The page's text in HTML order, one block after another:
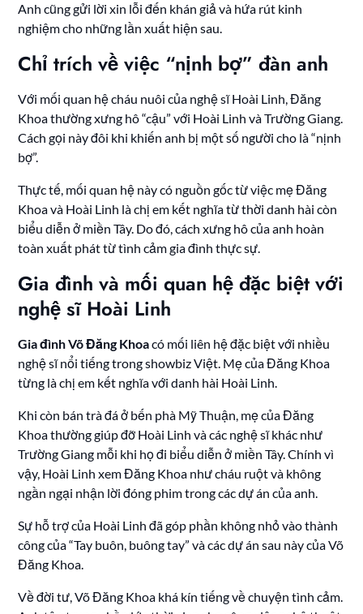
Anh cũng gửi lời xin lỗi đến khán giả và hứa rút kinh
nghiệm cho những lần xuất hiện sau.
Chỉ trích về việc “nịnh bợ” đàn anh
Với mối quan hệ cháu nuôi của nghệ sĩ Hoài Linh, Đăng
Khoa thường xưng hô “cậu” với Hoài Linh và Trường Giang.
Cách gọi này đôi khi khiến anh bị một số người cho là “nịnh
bợ”.
Thực tế, mối quan hệ này có nguồn gốc từ việc mẹ Đăng
Khoa và Hoài Linh là chị em kết nghĩa từ thời danh hài còn
biểu diễn ở miền Tây. Do đó, cách xưng hô của anh hoàn
toàn xuất phát từ tình cảm gia đình thực sự.
Gia đình và mối quan hệ đặc biệt với
nghệ sĩ Hoài Linh
Gia đình Võ Đăng Khoacó mối liên hệ đặc biệt với nhiều
nghệ sĩ nổi tiếng trong showbiz Việt. Mẹ của Đăng Khoa
từng là chị em kết nghĩa với danh hài Hoài Linh.
Khi còn bán trà đá ở bến phà Mỹ Thuận, mẹ của Đăng
Khoa thường giúp đỡ Hoài Linh và các nghệ sĩ khác như
Trường Giang mỗi khi họ đi biểu diễn ở miền Tây. Chính vì
vậy, Hoài Linh xem Đăng Khoa như cháu ruột và không
ngần ngại nhận lời đóng phim trong các dự án của anh.
Sự hỗ trợ của Hoài Linh đã góp phần không nhỏ vào thành
công của “Tay buôn, buông tay” và các dự án sau này của Võ
Đăng Khoa.
Về đời tư, Võ Đăng Khoa khá kín tiếng về chuyện tình cảm.